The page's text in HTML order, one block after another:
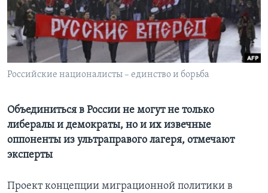
Learning English
СОЦИАЛЬНЫЕ СЕТИ
Языки
Российские националисты – единство и борьба
Объединиться в России не могут не только
либералы и демократы, но и их извечные
оппоненты из ультраправого лагеря, отмечают
эксперты
Проект концепции миграционной политики в